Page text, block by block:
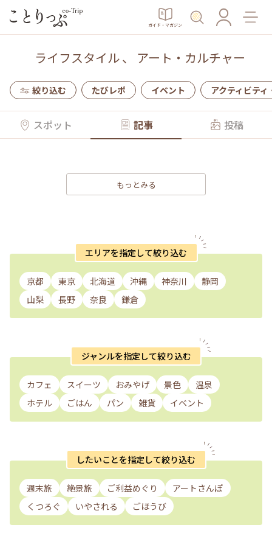
ガイド・マガジン
ライフスタイル、 アート・カルチャー
絞り込む たびレポ イベント アクティビティ
スポット 記事 投稿
もっとみる
エリアを指定して絞り込む
京都 東京 北海道 沖縄 神奈川
静岡
山梨
長野 奈良 鎌倉
ジャンルを指定して絞り込む
カフェ スイーツ おみやげ 景色
温泉
ホテル
ごはん パン 雑貨 イベント
したいことを指定して絞り込む
週末旅 絶景旅 ご利益めぐり
アートさんぽ
くつろぐ
いやされる ごほうび